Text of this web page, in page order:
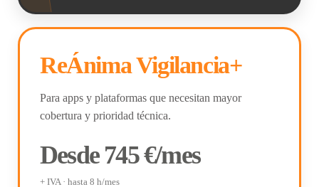
ReÁnima Vigilancia+
Para apps y plataformas que necesitan mayor
cobertura y prioridad técnica.
Desde 745 €/mes
+ IVA · hasta 8 h/mes